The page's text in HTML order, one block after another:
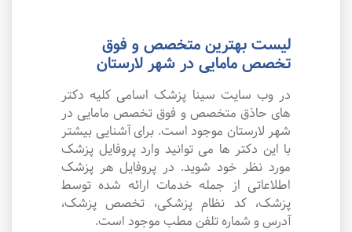
لیست بهترین متخصص و فوق
تخصص مامایی در شهر لارستان
در وب سایت سینا پزشک اسامی کلیه دکتر
های حاذق متخصص و فوق تخصص مامایی در
شهر لارستان موجود است. برای آشنایی بیشتر
با این دکتر ها می توانید وارد پروفایل پزشک
مورد نظر خود شوید. در پروفایل هر پزشک
اطلاعاتی از جمله خدمات ارائه شده توسط
پزشک، کد نظام پزشکی، تخصص پزشک،
آدرس و شماره تلفن مطب موجود است.